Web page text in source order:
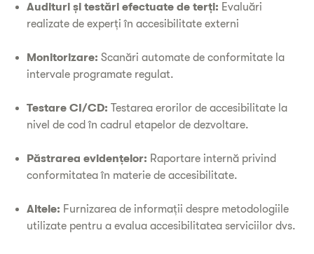
Audituri și testări efectuate de terți: Evaluări
realizate de experți în accesibilitate externi
Monitorizare: Scanări automate de conformitate la
intervale programate regulat.
Testare CI/CD: Testarea erorilor de accesibilitate la
nivel de cod în cadrul etapelor de dezvoltare.
Păstrarea evidențelor: Raportare internă privind
conformitatea în materie de accesibilitate.
Altele: Furnizarea de informații despre metodologiile
utilizate pentru a evalua accesibilitatea serviciilor dvs.